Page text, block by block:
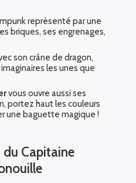
représenté par une
briques, ses engrenages,
son crâne de dragon,
les unes que
vous ouvre aussi ses
portez haut les couleurs
une baguette magique !
Capitaine